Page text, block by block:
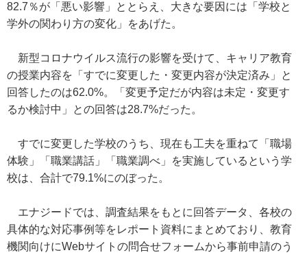
82.7％が「悪い影響」ととらえ、大きな要因には「学校と
学外の関わり方の変化」をあげた。
新型コロナウイルス流行の影響を受けて、キャリア教育
の授業内容を「すでに変更した・変更内容が決定済み」と
回答したのは62.0%。「変更予定だが内容は未定・変更す
るか検討中」との回答は28.7%だった。
すでに変更した学校のうち、現在も工夫を重ねて「職場
体験」「職業講話」「職業調べ」を実施しているという学
校は、合計で79.1%にのぼった。
エナジードでは、調査結果をもとに回答データ、各校の
具体的な対応事例等をレポート資料にまとめており、教育
機関向けにWebサイトの問合せフォームから事前申請のう